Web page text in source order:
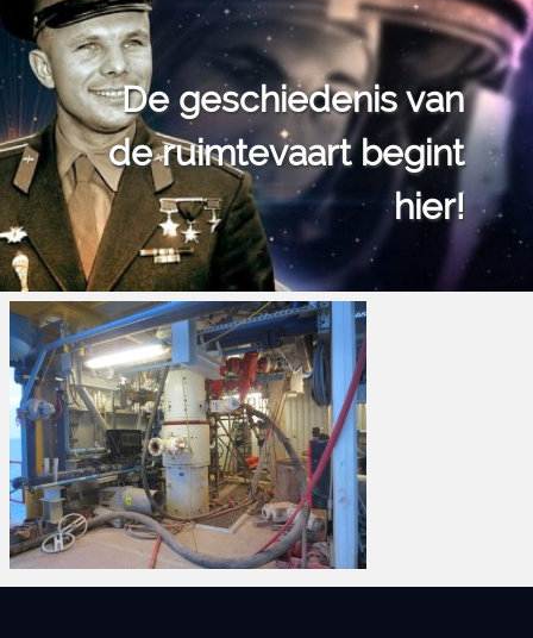
De geschiedenis van
de ruimtevaart begint
hier!